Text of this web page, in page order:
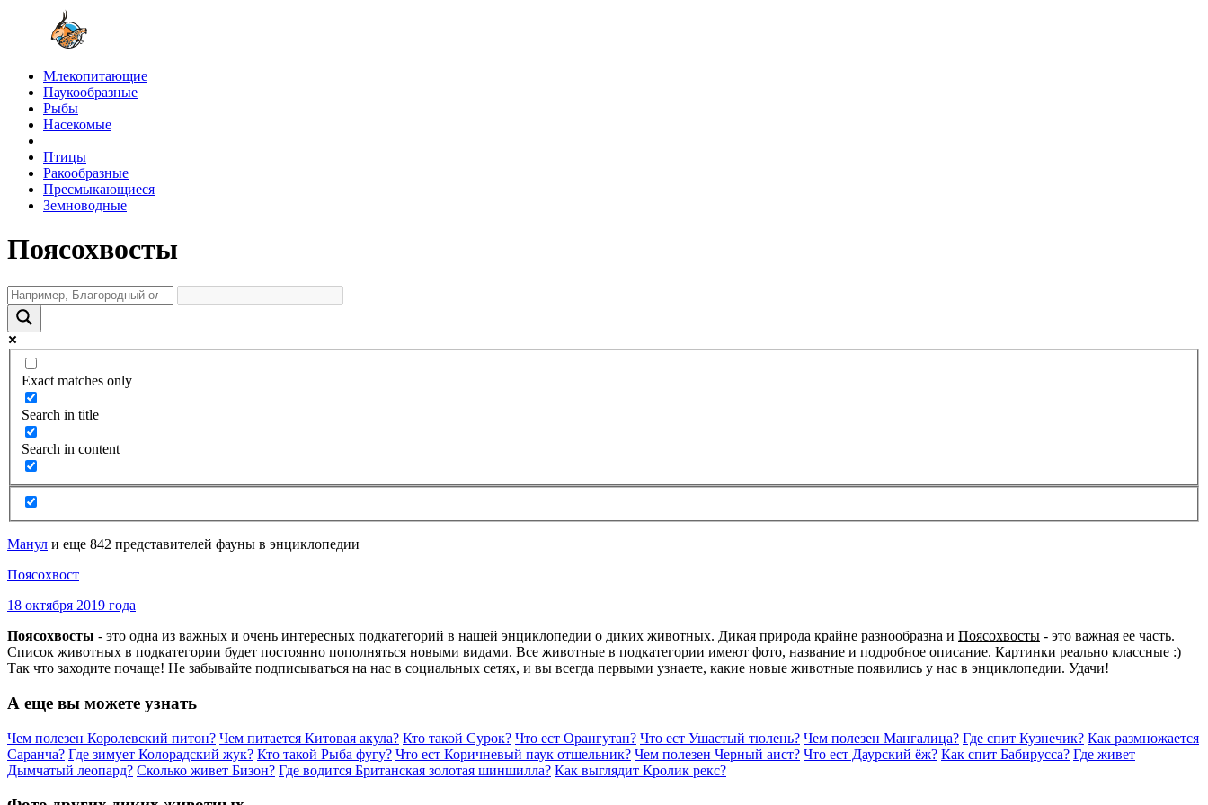
Млекопитающие
Паукообразные
Рыбы
Насекомые
Птицы
Ракообразные
Пресмыкающиеся
Земноводные
Поясохвосты
Exact matches only
Search in title
Search in content
Манул и еще 842 представителей фауны в энциклопедии
Поясохвост
18 октября 2019 года
Поясохвосты - это одна из важных и очень интересных подкатегорий в нашей энциклопедии о диких животных. Дикая природа крайне разнообразна и Поясохвосты - это важная ее часть.
Список животных в подкатегории будет постоянно пополняться новыми видами. Все животные в подкатегории имеют фото, название и подробное описание. Картинки реально классные :)
Так что заходите почаще! Не забывайте подписываться на нас в социальных сетях, и вы всегда первыми узнаете, какие новые животные появились у нас в энциклопедии. Удачи!
А еще вы можете узнать
Чем полезен Королевский питон? Чем питается Китовая акула? Кто такой Сурок? Что ест Орангутан? Что ест Ушастый тюлень? Чем полезен Мангалица? Где спит Кузнечик? Как размножается
Саранча? Где зимует Колорадский жук? Кто такой Рыба фугу? Что ест Коричневый паук отшельник? Чем полезен Черный аист? Что ест Даурский ёж? Как спит Бабирусса? Где живет
Дымчатый леопард? Сколько живет Бизон? Где водится Британская золотая шиншилла? Как выглядит Кролик рекс?